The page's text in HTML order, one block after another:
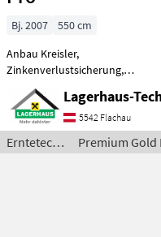
Bj. 2007
550 cm
Anbau Kreisler,
Zinkenverlustsicherung,
Grenzstreueinrichtung,
Schutzbügel * inkl.
Gelenkswelle * Gewicht:
ca.475kg * inkl. Tastrad *
hydraulisch klappbar *
5542 Flachau
Erntetechnik
Grünland /
Premium Gold